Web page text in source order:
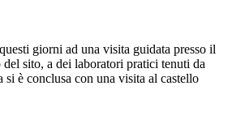
giorni ad una visita guidata presso il
sito, a dei laboratori pratici tenuti da
è conclusa con una visita al castello